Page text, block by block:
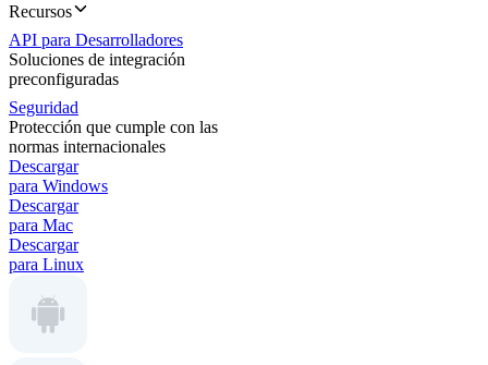
Recursos
API para Desarrolladores
Soluciones de integración
preconfiguradas
Seguridad
Protección que cumple con las
normas internacionales
Descargar
para Windows
Descargar
para Mac
Descargar
para Linux